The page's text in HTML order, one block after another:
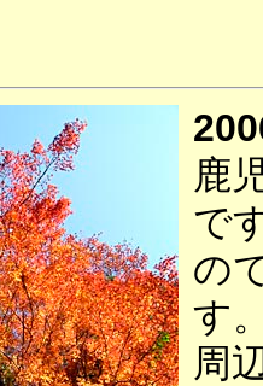
鹿
で
の
す
周